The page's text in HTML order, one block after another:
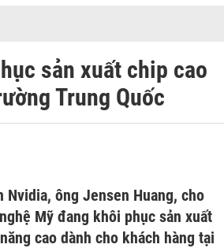
sản xuất chip cao
Trung Quốc
Nvidia, ông Jensen Huang, cho
Mỹ đang khôi phục sản xuất
cao dành cho khách hàng tại